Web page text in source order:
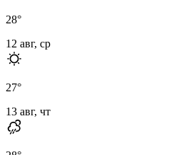
28°
12 авг, ср
27°
13 авг, чт